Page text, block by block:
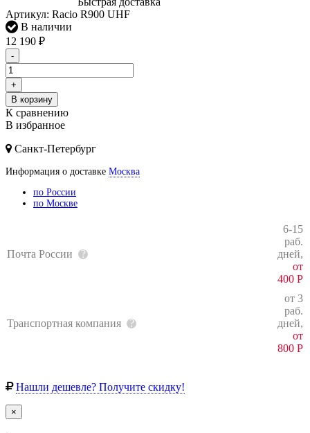
Артикул: Racio R900 UHF
В наличии
12 190 ₽
-
+
В корзину
К сравнению
В избранное
Санкт-Петербург
Информация о доставке Москва
по России
по Москве
Почта России
6-15
раб.
дней,
от
400 Р
Транспортная компания
от 3
раб.
дней,
от
800 Р
Нашли дешевле? Получите скидку!
×